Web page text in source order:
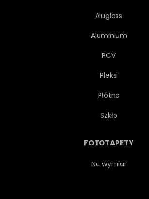
Aluglass
Aluminium
PCV
Pleksi
Płótno
Szkło
FOTOTAPETY
Na wymiar